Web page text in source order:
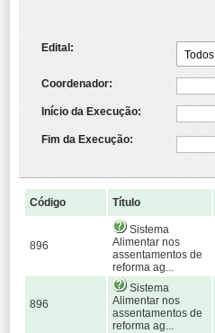
Edital:
Todos
Coordenador:
Início da Execução:
Fim da Execução:
Código Título
896
Sistema
Alimentar nos
assentamentos de
reforma ag...
896
Sistema
Alimentar nos
assentamentos de
reforma ag...